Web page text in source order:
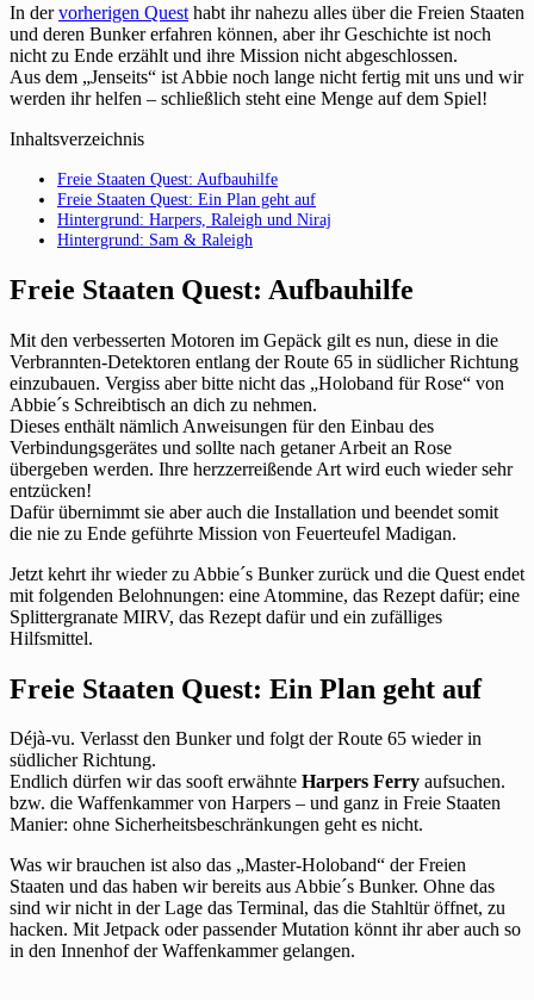
In dervorherigen Quest habt ihr nahezu alles über die Freien Staaten
und deren Bunker erfahren können, aber ihr Geschichte ist noch
nicht zu Ende erzählt und ihre Mission nicht abgeschlossen.
Aus dem „Jenseits“ ist Abbie noch lange nicht fertig mit uns und wir
werden ihr helfen – schließlich steht eine Menge auf dem Spiel!
Inhaltsverzeichnis
Freie Staaten Quest: Aufbauhilfe
Freie Staaten Quest: Ein Plan geht auf
Hintergrund: Harpers, Raleigh und Niraj
Hintergrund: Sam & Raleigh
Freie Staaten Quest: Aufbauhilfe
Mit den verbesserten Motoren im Gepäck gilt es nun, diese in die
Verbrannten-Detektoren entlang der Route 65 in südlicher Richtung
einzubauen. Vergiss aber bitte nicht das „Holoband für Rose“ von
Abbie´s Schreibtisch an dich zu nehmen.
Dieses enthält nämlich Anweisungen für den Einbau des
Verbindungsgerätes und sollte nach getaner Arbeit an Rose
übergeben werden. Ihre herzzerreißende Art wird euch wieder sehr
entzücken!
Dafür übernimmt sie aber auch die Installation und beendet somit
die nie zu Ende geführte Mission von Feuerteufel Madigan.
Jetzt kehrt ihr wieder zu Abbie´s Bunker zurück und die Quest endet
mit folgenden Belohnungen: eine Atommine, das Rezept dafür; eine
Splittergranate MIRV, das Rezept dafür und ein zufälliges
Hilfsmittel.
Freie Staaten Quest: Ein Plan geht auf
Déjà-vu. Verlasst den Bunker und folgt der Route 65 wieder in
südlicher Richtung.
Endlich dürfen wir das sooft erwähnte Harpers Ferry aufsuchen.
bzw. die Waffenkammer von Harpers – und ganz in Freie Staaten
Manier: ohne Sicherheitsbeschränkungen geht es nicht.
Was wir brauchen ist also das „Master-Holoband“ der Freien
Staaten und das haben wir bereits aus Abbie´s Bunker. Ohne das
sind wir nicht in der Lage das Terminal, das die Stahltür öffnet, zu
hacken. Mit Jetpack oder passender Mutation könnt ihr aber auch so
in den Innenhof der Waffenkammer gelangen.